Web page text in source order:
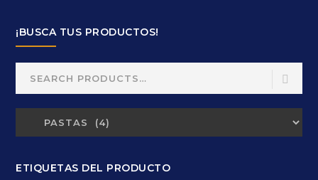
¡BUSCA TUS PRODUCTOS!
ETIQUETAS DEL PRODUCTO